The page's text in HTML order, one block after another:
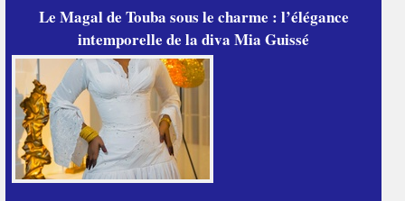
Le Magal de Touba sous le charme : l’élégance
intemporelle de la diva Mia Guissé